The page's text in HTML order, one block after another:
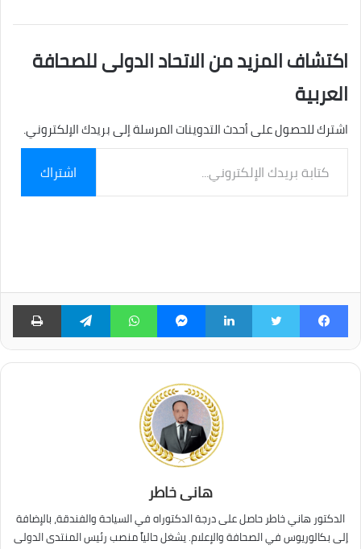
اكتشاف المزيد من الاتحاد الدولى للصحافة
العربية
اشترك للحصول على أحدث التدوينات المرسلة إلى بريدك الإلكتروني.
بريدك
الإلكتروني...
اشتراك
فيسبوك لينكدإن ماسنجر واتساب تيلقرام
هانى خاطر
الدكتور هاني خاطر حاصل على درجة الدكتوراه في السياحة والفندقة، بالإضافة
إلى بكالوريوس في الصحافة والإعلام. يشغل حالياً منصب رئيس المنتدى الدولى